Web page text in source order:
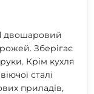
двошаровий
Зберігає
Крім кухля
сталі
приладів,